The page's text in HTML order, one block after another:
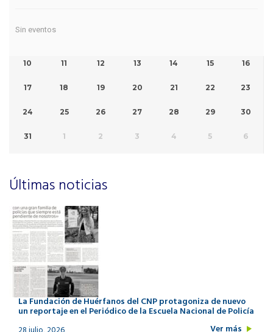
Sin eventos
10 11 12 13 14 15 16
17 18 19 20 21 22 23
24 25 26 27 28 29 30
31 1 2 3 4 5 6
Últimas noticias
La Fundación de Huérfanos del CNP protagoniza de nuevo
un reportaje en el Periódico de la Escuela Nacional de Policía